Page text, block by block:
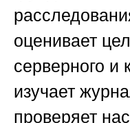
оценивает
серверного и
изучает
проверяет